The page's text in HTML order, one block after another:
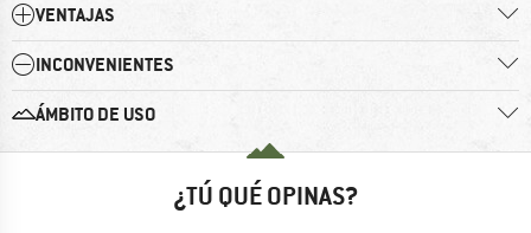
VENTAJAS
INCONVENIENTES
ÁMBITO DE USO
¿TÚ QUÉ OPINAS?